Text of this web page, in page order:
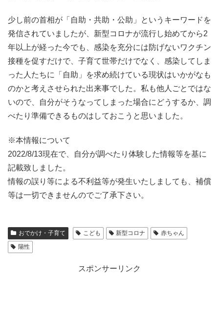
少し前の首相が「自助・共助・公助」というキーワードを
発信されていましたが、新型コロナが流行し始めてから2
年以上が経った今でも、感染を充分には防げないワクチン
接種を促すだけで、子育て世帯だけでなく、感染してしま
った人たちに「自助」を求め続けている現状はいかがなも
のかと考えさせられた出来事でした。私も他人ごとではな
いので、自分がそうなってしまった場合にどうするか、調
べたり準備できるものはしておこうと思いました。
※本情報について
2022/8/13現在で、自分が調べたり体験した情報等を基に
記載致しました。
情報の誤り等による不利益等が発生いたしましても、補償
等は一切できませんのでご了承下さい。
おでかけ・子育て こども 新型コロナ
赤ちゃん
陽性
スポンサーリンク